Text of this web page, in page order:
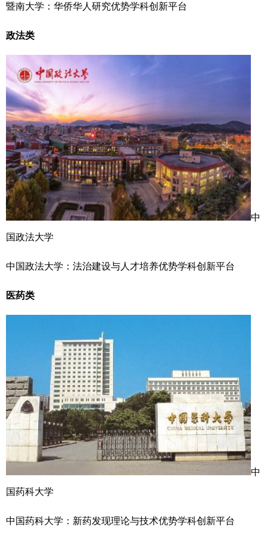
暨南大学：华侨华人研究优势学科创新平台
政法类
中
国政法大学
中国政法大学：法治建设与人才培养优势学科创新平台
医药类
中
国药科大学
中国药科大学：新药发现理论与技术优势学科创新平台